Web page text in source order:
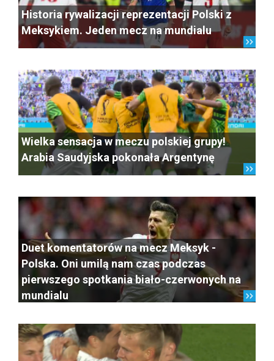
Historia rywalizacji reprezentacji Polski z
Meksykiem. Jeden mecz na mundialu
Wielka sensacja w meczu polskiej grupy!
Arabia Saudyjska pokonała Argentynę
Duet komentatorów na mecz Meksyk -
Polska. Oni umilą nam czas podczas
pierwszego spotkania biało-czerwonych na
mundialu